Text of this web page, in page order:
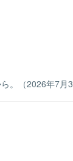
。（2026年7月